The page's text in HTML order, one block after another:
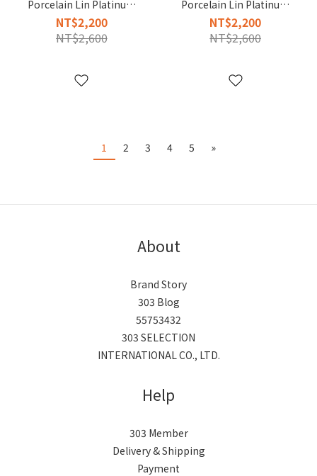
Porcelain Lin Platinum
Spout Bowl - Blue
NT$2,200
NT$2,600
Porcelain Lin Platinum
Spout Bowl - Purple
NT$2,200
NT$2,600
1 2 3 4 5 »
About
Brand Story
303 Blog
55753432
303 SELECTION
INTERNATIONAL CO., LTD.
Help
303 Member
Delivery & Shipping
Payment